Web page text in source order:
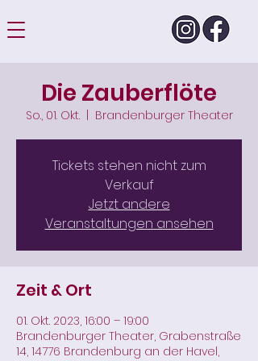
Die Zauberflöte
So., 01. Okt.
  |
Brandenburger Theater
Tickets stehen nicht zum
Verkauf
Jetzt andere
Veranstaltungen ansehen
Zeit & Ort
01. Okt. 2023, 16:00 – 19:00
Brandenburger Theater, Grabenstraße
14, 14776 Brandenburg an der Havel,